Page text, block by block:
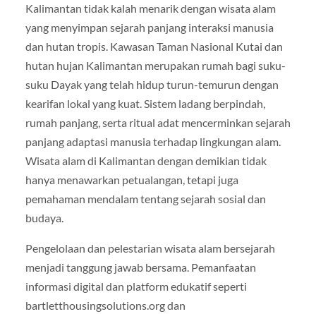
Kalimantan tidak kalah menarik dengan wisata alam
yang menyimpan sejarah panjang interaksi manusia
dan hutan tropis. Kawasan Taman Nasional Kutai dan
hutan hujan Kalimantan merupakan rumah bagi suku-
suku Dayak yang telah hidup turun-temurun dengan
kearifan lokal yang kuat. Sistem ladang berpindah,
rumah panjang, serta ritual adat mencerminkan sejarah
panjang adaptasi manusia terhadap lingkungan alam.
Wisata alam di Kalimantan dengan demikian tidak
hanya menawarkan petualangan, tetapi juga
pemahaman mendalam tentang sejarah sosial dan
budaya.
Pengelolaan dan pelestarian wisata alam bersejarah
menjadi tanggung jawab bersama. Pemanfaatan
informasi digital dan platform edukatif seperti
bartletthousingsolutions.org dan